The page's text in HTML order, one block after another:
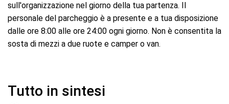
sull'organizzazione nel giorno della tua partenza. Il
personale del parcheggio è a presente e a tua disposizione
dalle ore 8:00 alle ore 24:00 ogni giorno. Non è consentita la
sosta di mezzi a due ruote e camper o van.
Tutto in sintesi